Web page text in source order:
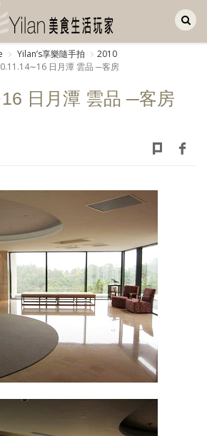
Yilanʼs享樂隨手拍
2010
日月潭 雲品 ─客房
日月潭 雲品 ─客房